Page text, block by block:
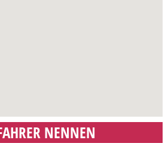
NENNEN